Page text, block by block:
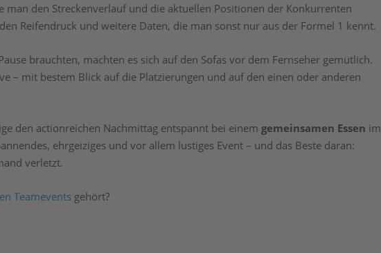
den Streckenverlauf und die aktuellen Positionen der Konkurrenten
Reifendruck und weitere Daten, die man sonst nur aus der Formel 1 kennt.
brauchten, machten es sich auf den Sofas vor dem Fernseher gemütlich.
– mit bestem Blick auf die Platzierungen und auf den einen oder anderen
den actionreichen Nachmittag entspannt bei einem gemeinsamen Essen im
ehrgeiziges und vor allem lustiges Event – und das Beste daran:
verletzt.
Teamevents gehört?